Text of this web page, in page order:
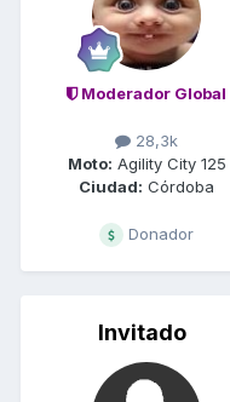
Moderador Global
28,3k
Moto: Agility City 125
Ciudad: Córdoba
Donador
Invitado